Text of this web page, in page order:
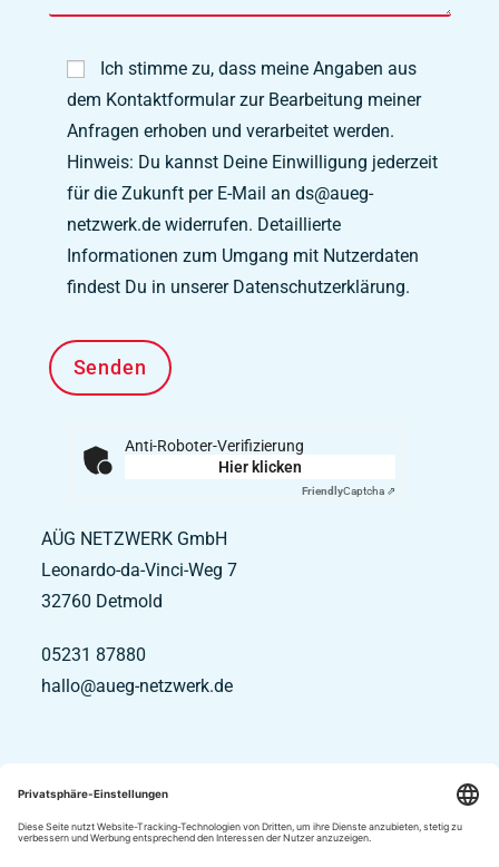
AÜG NETZWERK GmbH
Leonardo-da-Vinci-Weg 7
32760 Detmold
05231 87880
hallo@aueg-netzwerk.de
Ich stimme zu, dass meine Angaben aus
dem Kontaktformular zur Bearbeitung meiner
Anfragen erhoben und verarbeitet werden.
Hinweis: Du kannst Deine Einwilligung jederzeit
für die Zukunft per E-Mail an ds@aueg-
netzwerk.de widerrufen. Detaillierte
Informationen zum Umgang mit Nutzerdaten
findest Du in unserer Datenschutzerklärung.
Anti-Roboter-Verifizierung
Hier klicken
FriendlyCaptcha ⇗